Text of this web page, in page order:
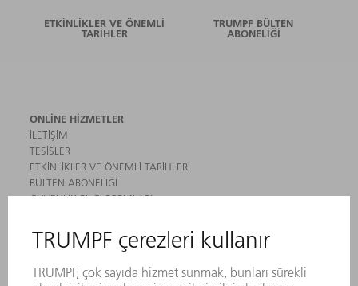
ETKINLIKLER VE ÖNEMLI
TARIHLER
TRUMPF BÜLTEN
ABONELIĞI
ONLINE HIZMETLER
İLETIŞIM
TESISLER
ETKINLIKLER VE ÖNEMLI TARIHLER
BÜLTEN ABONELIĞI
GÜVENLIK BILGI FORMLARI
MAKINALAR VE SISTEMLER
LAZER
ELEKTRIKLI ALETLER